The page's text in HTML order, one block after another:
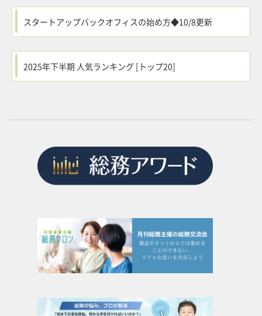
スタートアップバックオフィスの始め方◆10/8更新
2025年下半期 人気ランキング [トップ20]